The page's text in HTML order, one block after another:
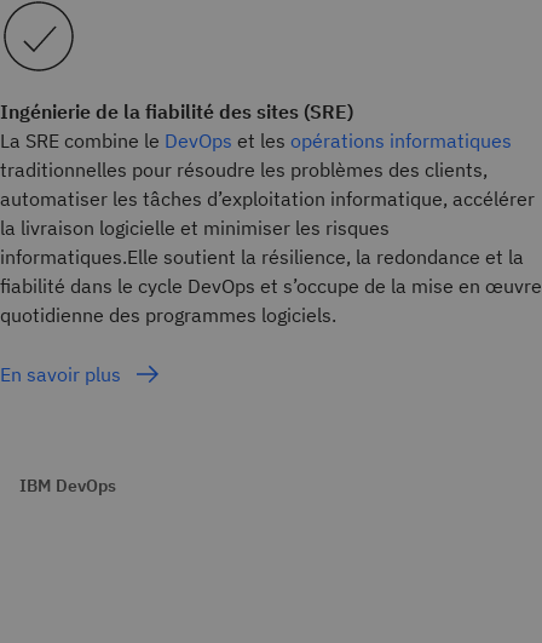
Ingénierie de la fiabilité des sites (SRE)
La SRE combine le DevOps et les opérations informatiques
traditionnelles pour résoudre les problèmes des clients,
automatiser les tâches d’exploitation informatique, accélérer
la livraison logicielle et minimiser les risques
informatiques.Elle soutient la résilience, la redondance et la
fiabilité dans le cycle DevOps et s’occupe de la mise en œuvre
quotidienne des programmes logiciels.
En savoir plus
IBM DevOps